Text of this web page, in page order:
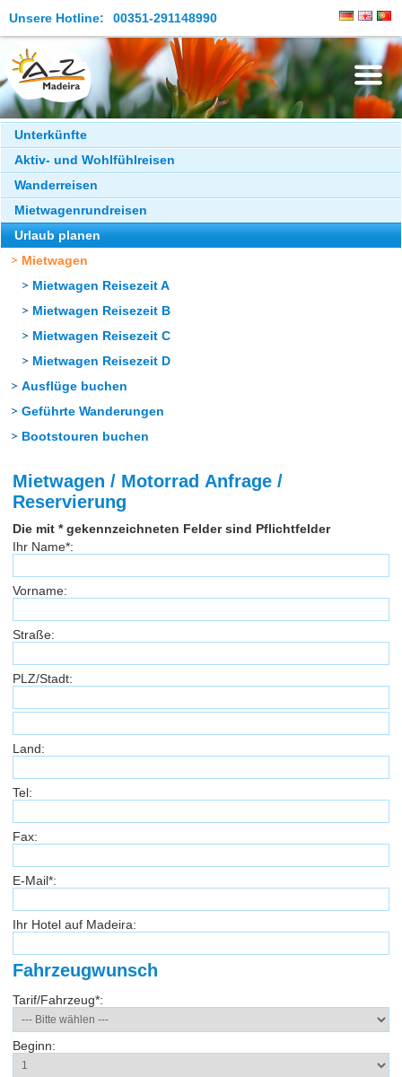
Unsere Hotline: 00351-291148990
Die Insel
Madeira Erleben
Aktuelles
Reiseangebote
Kontakt
Unterkünfte
Aktiv- und Wohlfühlreisen
Wanderreisen
Mietwagenrundreisen
Urlaub planen
Mietwagen
Mietwagen Reisezeit A
Mietwagen Reisezeit B
Mietwagen Reisezeit C
Mietwagen Reisezeit D
Ausflüge buchen
Geführte Wanderungen
Bootstouren buchen
Mietwagen / Motorrad Anfrage /
Reservierung
Die mit * gekennzeichneten Felder sind Pflichtfelder
Ihr Name*:
Vorname:
Straße:
PLZ/Stadt:
Land:
Tel:
Fax:
E-Mail*:
Ihr Hotel auf Madeira:
Fahrzeugwunsch
Tarif/Fahrzeug*:
Beginn: